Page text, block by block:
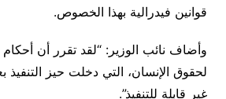
قوانين فيدرالية بهذا الخصوص.
وأضاف نائب الوزير: “لقد تقرر أن أحكام
غير قابلة للتنفيذ”.